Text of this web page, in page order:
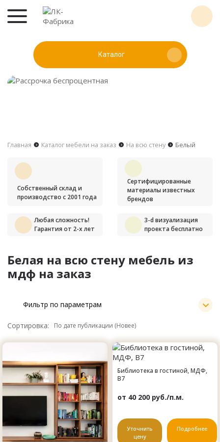
Каталог
Главная Каталог мебели на заказ На всю стену Белый
Собственный склад и
производство с 2001 года
Сертифицированные
материалы известных
брендов
Любая сложность!
Гарантия от 2-х лет
3-d визуализация
проекта бесплатно
Белая на всю стену мебель из
мдф на заказ
Фильтр по параметрам
Сортировка:
Библиотека в гостиной, МДФ,
B7
от 40 200 руб./п.м.
Уточнить
цену
Подробнее